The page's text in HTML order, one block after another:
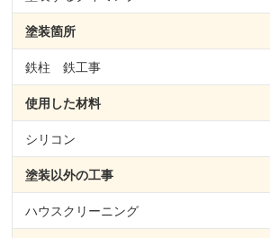
塗装箇所
鉄柱 鉄工事
使用した材料
シリコン
塗装以外の工事
ハウスクリーニング